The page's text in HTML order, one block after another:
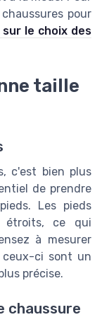
pour
le choix des
taille
c'est bien plus
de prendre
Les pieds
étroits, ce qui
à mesurer
ceux-ci sont un
précise.
chaussure